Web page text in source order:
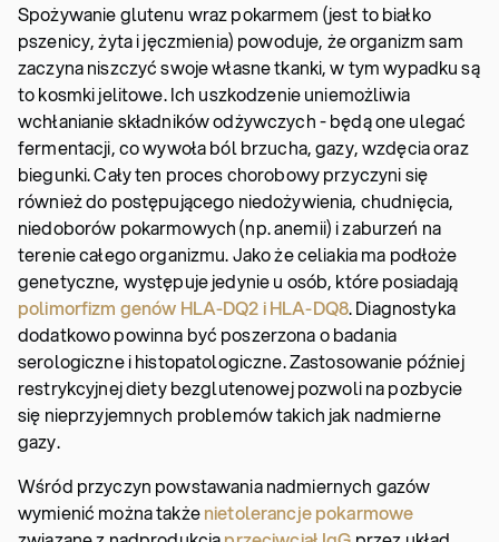
Spożywanie glutenu wraz pokarmem (jest to białko
pszenicy, żyta i jęczmienia) powoduje, że organizm sam
zaczyna niszczyć swoje własne tkanki, w tym wypadku są
to kosmki jelitowe. Ich uszkodzenie uniemożliwia
wchłanianie składników odżywczych - będą one ulegać
fermentacji, co wywoła ból brzucha, gazy, wzdęcia oraz
biegunki. Cały ten proces chorobowy przyczyni się
również do postępującego niedożywienia, chudnięcia,
niedoborów pokarmowych (np. anemii) i zaburzeń na
terenie całego organizmu. Jako że celiakia ma podłoże
genetyczne, występuje jedynie u osób, które posiadają
polimorfizm genów HLA-DQ2 i HLA-DQ8. Diagnostyka
dodatkowo powinna być poszerzona o badania
serologiczne i histopatologiczne. Zastosowanie później
restrykcyjnej diety bezglutenowej pozwoli na pozbycie
się nieprzyjemnych problemów takich jak nadmierne
gazy.
Wśród przyczyn powstawania nadmiernych gazów
wymienić można takżenietolerancje pokarmowe